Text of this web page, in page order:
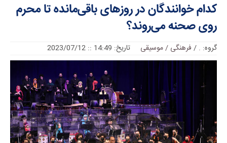
کدام خوانندگان در روزهای باقی‌مانده تا محرم
روی صحنه می‌روند؟
گروه: .
/ فرهنگی / موسیقی تاریخ: 14:49 :: 2023/07/12